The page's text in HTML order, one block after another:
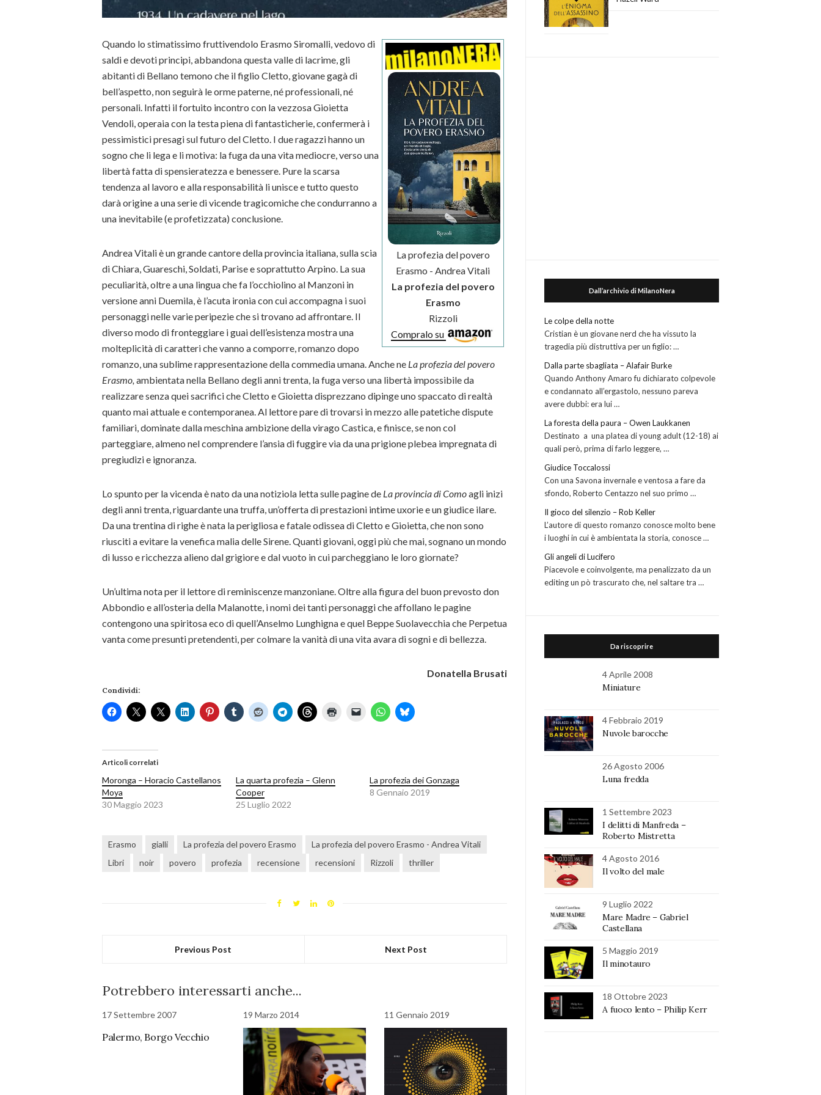
La profezia del povero
Erasmo - Andrea Vitali
La profezia del povero
Erasmo
Rizzoli
Compralo su
Quando lo stimatissimo fruttivendolo Erasmo Siromalli, vedovo di
saldi e devoti principi, abbandona questa valle di lacrime, gli
abitanti di Bellano temono che il figlio Cletto, giovane gagà di
bell’aspetto, non seguirà le orme paterne, né professionali, né
personali. Infatti il fortuito incontro con la vezzosa Gioietta
Vendoli, operaia con la testa piena di fantasticherie, confermerà i
pessimistici presagi sul futuro del Cletto. I due ragazzi hanno un
sogno che li lega e li motiva: la fuga da una vita mediocre, verso una
libertà fatta di spensieratezza e benessere. Pure la scarsa
tendenza al lavoro e alla responsabilità li unisce e tutto questo
darà origine a una serie di vicende tragicomiche che condurranno a
una inevitabile (e profetizzata) conclusione.
Andrea Vitali è un grande cantore della provincia italiana, sulla scia
di Chiara, Guareschi, Soldati, Parise e soprattutto Arpino. La sua
peculiarità, oltre a una lingua che fa l’occhiolino al Manzoni in
versione anni Duemila, è l’acuta ironia con cui accompagna i suoi
personaggi nelle varie peripezie che si trovano ad affrontare. Il
diverso modo di fronteggiare i guai dell’esistenza mostra una
molteplicità di caratteri che vanno a comporre, romanzo dopo
romanzo, una sublime rappresentazione della commedia umana. Anche ne La profezia del povero
Erasmo, ambientata nella Bellano degli anni trenta, la fuga verso una libertà impossibile da
realizzare senza quei sacrifici che Cletto e Gioietta disprezzano dipinge uno spaccato di realtà
quanto mai attuale e contemporanea. Al lettore pare di trovarsi in mezzo alle patetiche dispute
familiari, dominate dalla meschina ambizione della virago Castica, e finisce, se non col
parteggiare, almeno nel comprendere l’ansia di fuggire via da una prigione plebea impregnata di
pregiudizi e ignoranza.
Lo spunto per la vicenda è nato da una notiziola letta sulle pagine de La provincia di Comoagli inizi
degli anni trenta, riguardante una truffa, un’offerta di prestazioni intime uxorie e un giudice ilare.
Da una trentina di righe è nata la perigliosa e fatale odissea di Cletto e Gioietta, che non sono
riusciti a evitare la venefica malia delle Sirene. Quanti giovani, oggi più che mai, sognano un mondo
di lusso e ricchezza alieno dal grigiore e dal vuoto in cui parcheggiano le loro giornate?
Un’ultima nota per il lettore di reminiscenze manzoniane. Oltre alla figura del buon prevosto don
Abbondio e all’osteria della Malanotte, i nomi dei tanti personaggi che affollano le pagine
contengono una spiritosa eco di quell’Anselmo Lunghigna e quel Beppe Suolavecchia che Perpetua
vanta come presunti pretendenti, per colmare la vanità di una vita avara di sogni e di bellezza.
Donatella Brusati
Condividi:
Articoli correlati
Moronga – Horacio Castellanos
Moya
30 Maggio 2023
La quarta profezia – Glenn
Cooper
25 Luglio 2022
La profezia dei Gonzaga
8 Gennaio 2019
Erasmo gialli La profezia del povero Erasmo
La profezia del povero Erasmo - Andrea Vitali
Libri
noir povero profezia recensione recensioni Rizzoli thriller
Previous Post Next Post
Potrebbero interessarti anche...
17 Settembre 2007
Palermo, Borgo Vecchio
19 Marzo 2014 11 Gennaio 2019
Dall’archivio di MilanoNera
Le colpe della notte
Cristian è un giovane nerd che ha vissuto la
tragedia più distruttiva per un figlio: …
Dalla parte sbagliata – Alafair Burke
Quando Anthony Amaro fu dichiarato colpevole
e condannato all’ergastolo, nessuno pareva
avere dubbi: era lui …
La foresta della paura – Owen Laukkanen
Destinato a una platea di young adult (12-18) ai
quali però, prima di farlo leggere, …
Giudice Toccalossi
Con una Savona invernale e ventosa a fare da
sfondo, Roberto Centazzo nel suo primo …
Il gioco del silenzio – Rob Keller
L’autore di questo romanzo conosce molto bene
i luoghi in cui è ambientata la storia, conosce …
Gli angeli di Lucifero
Piacevole e coinvolgente, ma penalizzato da un
editing un pò trascurato che, nel saltare tra …
Da riscoprire
4 Aprile 2008
Miniature
4 Febbraio 2019
Nuvole barocche
26 Agosto 2006
Luna fredda
1 Settembre 2023
I delitti di Manfreda –
Roberto Mistretta
4 Agosto 2016
Il volto del male
9 Luglio 2022
Mare Madre – Gabriel
Castellana
5 Maggio 2019
Il minotauro
18 Ottobre 2023
A fuoco lento – Philip Kerr